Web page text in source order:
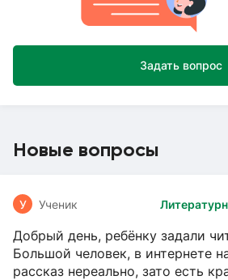
Задать вопрос
Новые вопросы
У Ученик
Добрый день, ребёнку задали
Большой человек, в интернете
рассказ нереально, зато есть